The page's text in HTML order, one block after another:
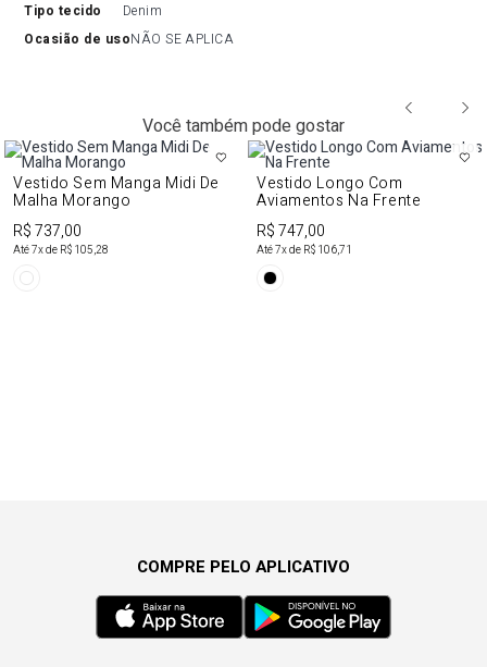
tipo tecido
Denim
ocasião de usoNÃO SE APLICA
Você também pode gostar
Vestido Sem Manga Midi De
Malha Morango
R$ 737,00
Até7x de R$ 105,28
Vestido Longo Com
Aviamentos Na Frente
R$ 747,00
Até7x de R$ 106,71
COMPRE PELO APLICATIVO